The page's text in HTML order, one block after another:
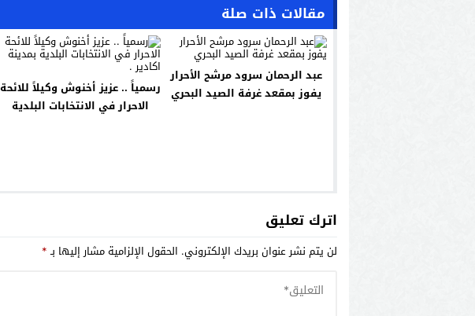
مقالات ذات صلة
عبد الرحمان سرود مرشح الأحرار
يفوز بمقعد غرفة الصيد البحري رسمياً .. عزيز أخنوش وكيلاً للائحة
الاحرار في الانتخابات البلدية
اترك تعليق
لن يتم نشر عنوان بريدك الإلكتروني. الحقول الإلزامية مشار إليها بـ*